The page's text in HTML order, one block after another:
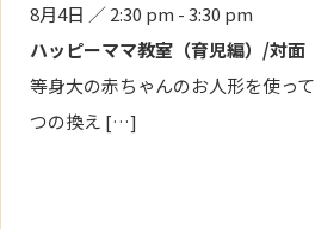
8月4日 ／ 2:30 pm -3:30 pm
ハッピーママ教室（育児編）/対面
等身大の赤ちゃんのお人形を使っ
つの換え […]